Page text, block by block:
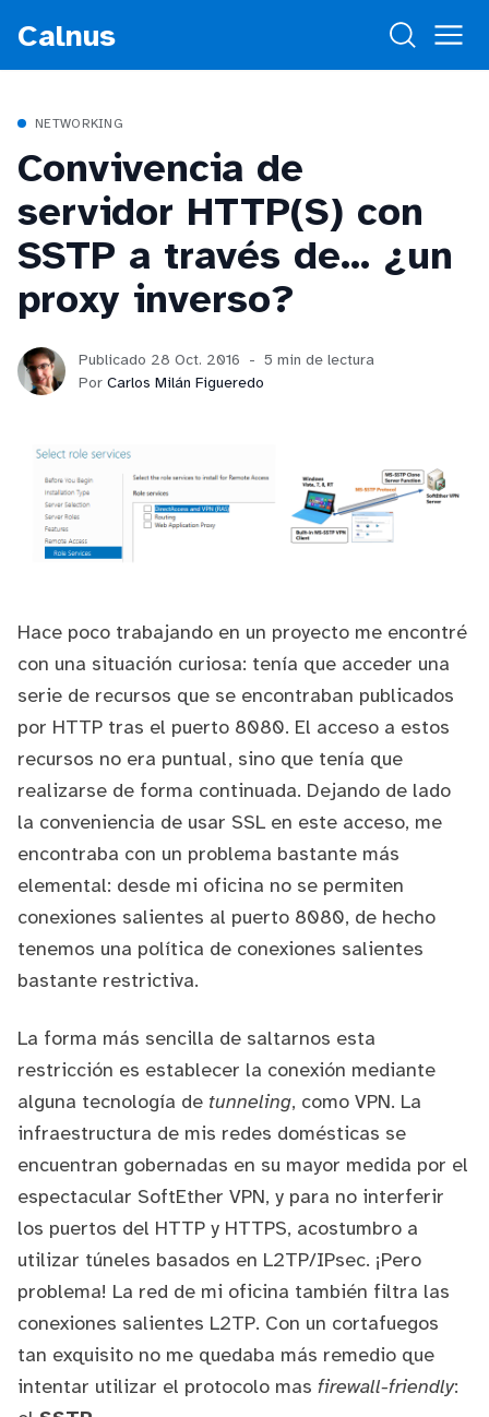
Calnus
NETWORKING
Convivencia de
servidor HTTP(S) con
SSTP a través de... ¿un
proxy inverso?
Publicado 28 Oct. 2016
5 min de lectura
Por Carlos Milán Figueredo
Hace poco trabajando en un proyecto me encontré
con una situación curiosa: tenía que acceder una
serie de recursos que se encontraban publicados
por HTTP tras el puerto 8080. El acceso a estos
recursos no era puntual, sino que tenía que
realizarse de forma continuada. Dejando de lado
la conveniencia de usar SSL en este acceso, me
encontraba con un problema bastante más
elemental: desde mi oficina no se permiten
conexiones salientes al puerto 8080, de hecho
tenemos una política de conexiones salientes
bastante restrictiva.
La forma más sencilla de saltarnos esta
restricción es establecer la conexión mediante
alguna tecnología de tunneling, como VPN. La
infraestructura de mis redes domésticas se
encuentran gobernadas en su mayor medida por el
espectacular SoftEther VPN, y para no interferir
los puertos del HTTP y HTTPS, acostumbro a
utilizar túneles basados en L2TP/IPsec. ¡Pero
problema! La red de mi oficina también filtra las
conexiones salientes L2TP. Con un cortafuegos
tan exquisito no me quedaba más remedio que
intentar utilizar el protocolo mas firewall-friendly: